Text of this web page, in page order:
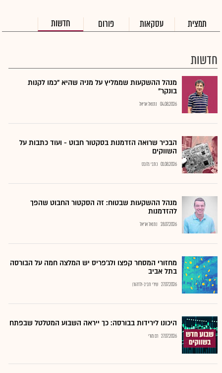
תמצית עסקאות פורום חדשות
חדשות
מנהל ההשקעות שממליץ על מניה שהיא "כמו לקנות
בונקר"
04.08.2026 נתנאל אריאל
הבכיר שרואה הזדמנות בסקטור חבוט - ועוד כתבות על
השווקים
01.08.2026 כתבי גלובס
מנהל ההשקעות שבטוח: זה הסקטור החבוט שהפך
להזדמנות
28.07.2026 נתנאל אריאל
מחזורי המסחר קפצו ולג'פריס יש המלצה חמה על הבורסה
בתל אביב
27.07.2026 שירי חביב-ולדהורן
היכונו לירידות בבורסה: כך ייראה השבוע המטלטל שבפתח
27.07.2026 רם מורי